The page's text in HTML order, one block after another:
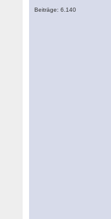
Beiträge: 6.140